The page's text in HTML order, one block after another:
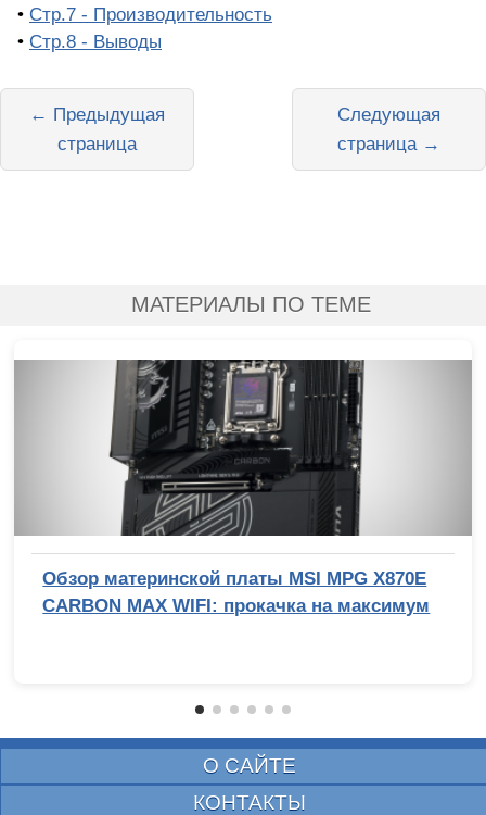
• Стр.7 - Производительность
• Стр.8 - Выводы
Следующая
страница →
← Предыдущая
страница
МАТЕРИАЛЫ ПО ТЕМЕ
Обзор материнской платы MSI MPG X870E
CARBON MAX WIFI: прокачка на максимум
О САЙТЕ
КОНТАКТЫ